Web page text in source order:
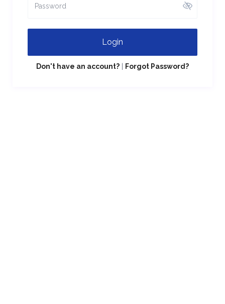
Login
Don't have an account? Forgot Password?